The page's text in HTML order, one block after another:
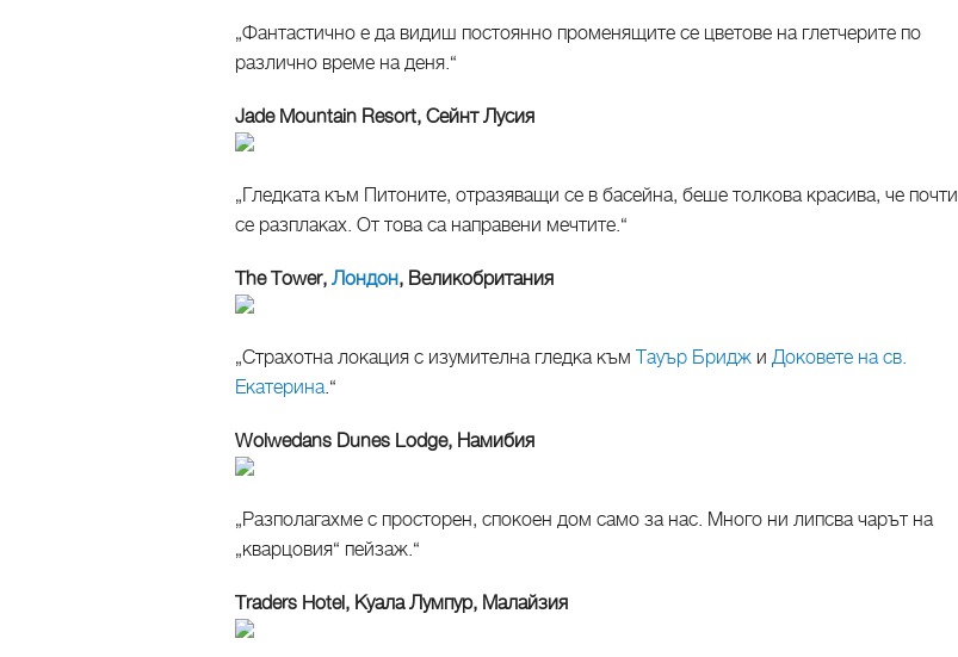
„Фантастично е да видиш постоянно променящите се цветове на глетчерите по
различно време на деня.“
Jade Mountain Resort, Сейнт Лусия
„Гледката към Питоните, отразяващи се в басейна, беше толкова красива, че почти
се разплаках. От това са направени мечтите.“
The Tower, Лондон, Великобритания
„Страхотна локация с изумителна гледка към Тауър Бридж и Доковете на св.
Екатерина.“
Wolwedans Dunes Lodge, Намибия
„Разполагахме с просторен, спокоен дом само за нас. Много ни липсва чарът на
„кварцовия“ пейзаж.“
Traders Hotel, Куала Лумпур, Малайзия